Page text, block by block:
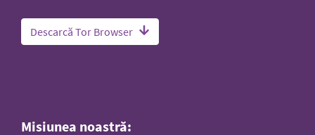
Descarcă Tor Browser
Misiunea noastră: